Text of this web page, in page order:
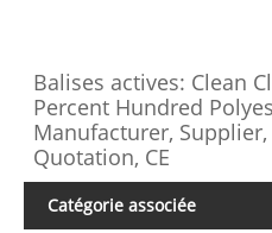
Balises actives: Clean
Percent Hundred
Manufacturer,
Quotation, CE
Catégorie associée